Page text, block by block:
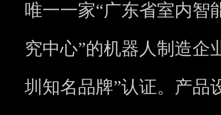
唯一一家“广东省室内智
究中心”的机器人制造企
圳知名品牌”认证。产品